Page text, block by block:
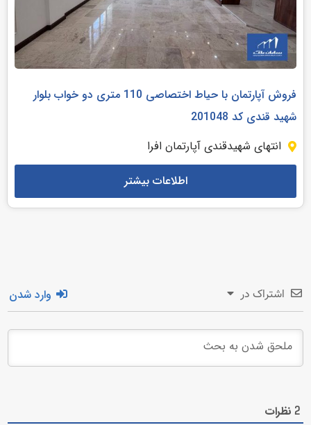
فروش آپارتمان با حیاط اختصاصی 110 متری دو خواب بلوار
شهید قندی کد 201048
انتهای شهیدقندی آپارتمان افرا
اطلاعات بیشتر
اشتراک در وارد شدن
2 نظرات